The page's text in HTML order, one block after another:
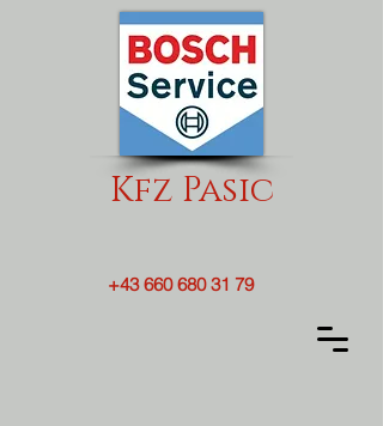
Kfz Pasic
+43 660 680 31 79